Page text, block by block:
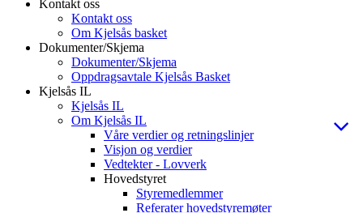
Kontakt oss
Kontakt oss
Om Kjelsås basket
Dokumenter/Skjema
Dokumenter/Skjema
Oppdragsavtale Kjelsås Basket
Kjelsås IL
Kjelsås IL
Om Kjelsås IL
Våre verdier og retningslinjer
Visjon og verdier
Vedtekter - Lovverk
Hovedstyret
Styremedlemmer
Referater hovedstyremøter